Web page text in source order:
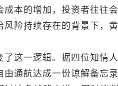
成本的增加，投资者往往
风险持续存在的背景下，
了这一逻辑。据四位知情
由通航达成一份谅解备忘